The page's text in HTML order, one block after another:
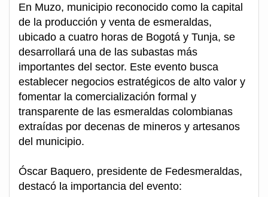
En Muzo, municipio reconocido como la capital
de la producción y venta de esmeraldas,
ubicado a cuatro horas de Bogotá y Tunja, se
desarrollará una de las subastas más
importantes del sector. Este evento busca
establecer negocios estratégicos de alto valor y
fomentar la comercialización formal y
transparente de las esmeraldas colombianas
extraídas por decenas de mineros y artesanos
del municipio.
Óscar Baquero, presidente de Fedesmeraldas,
destacó la importancia del evento: